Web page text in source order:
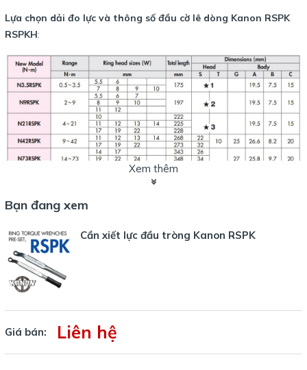
Lựa chọn dải đo lực và thông số đầu cờ lê dòng Kanon RSPK
RSPKH:
Dải lực nhỏ nhất với mã N3.5RSPK (0.5-3.5Nm) với các lựa chọn đầu
Với các dải lực lớn hơn, tham khảo các dòng bên dưới, hoặc cả
Xem thêm
Bạn đang xem
Cần xiết lực đầu tròng Kanon RSPK
Giá bán: Liên hệ